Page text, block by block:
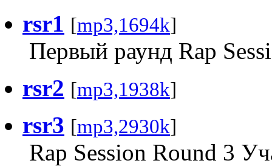
rsr1 [mp3,1694k]
Первый раунд Rap
rsr2 [mp3,1938k]
rsr3 [mp3,2930k]
Rap Session Round 3